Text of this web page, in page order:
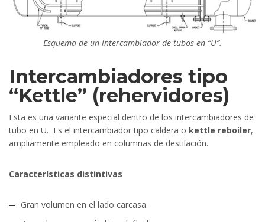
Esquema de un intercambiador de tubos en “U”.
Intercambiadores tipo
“Kettle” (rehervidores)
Esta es una variante especial dentro de los intercambiadores de
tubo en U. Es el intercambiador tipo caldera o kettle reboiler,
ampliamente empleado en columnas de destilación.
Características distintivas
Gran volumen en el lado carcasa.